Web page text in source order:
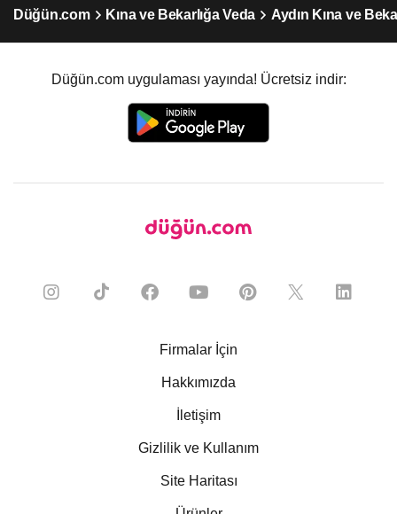
Düğün.com Kına ve Bekarlığa Veda Aydın Kına ve
Düğün.com uygulaması yayında! Ücretsiz indir:
Firmalar İçin
Hakkımızda
İletişim
Gizlilik ve Kullanım
Site Haritası